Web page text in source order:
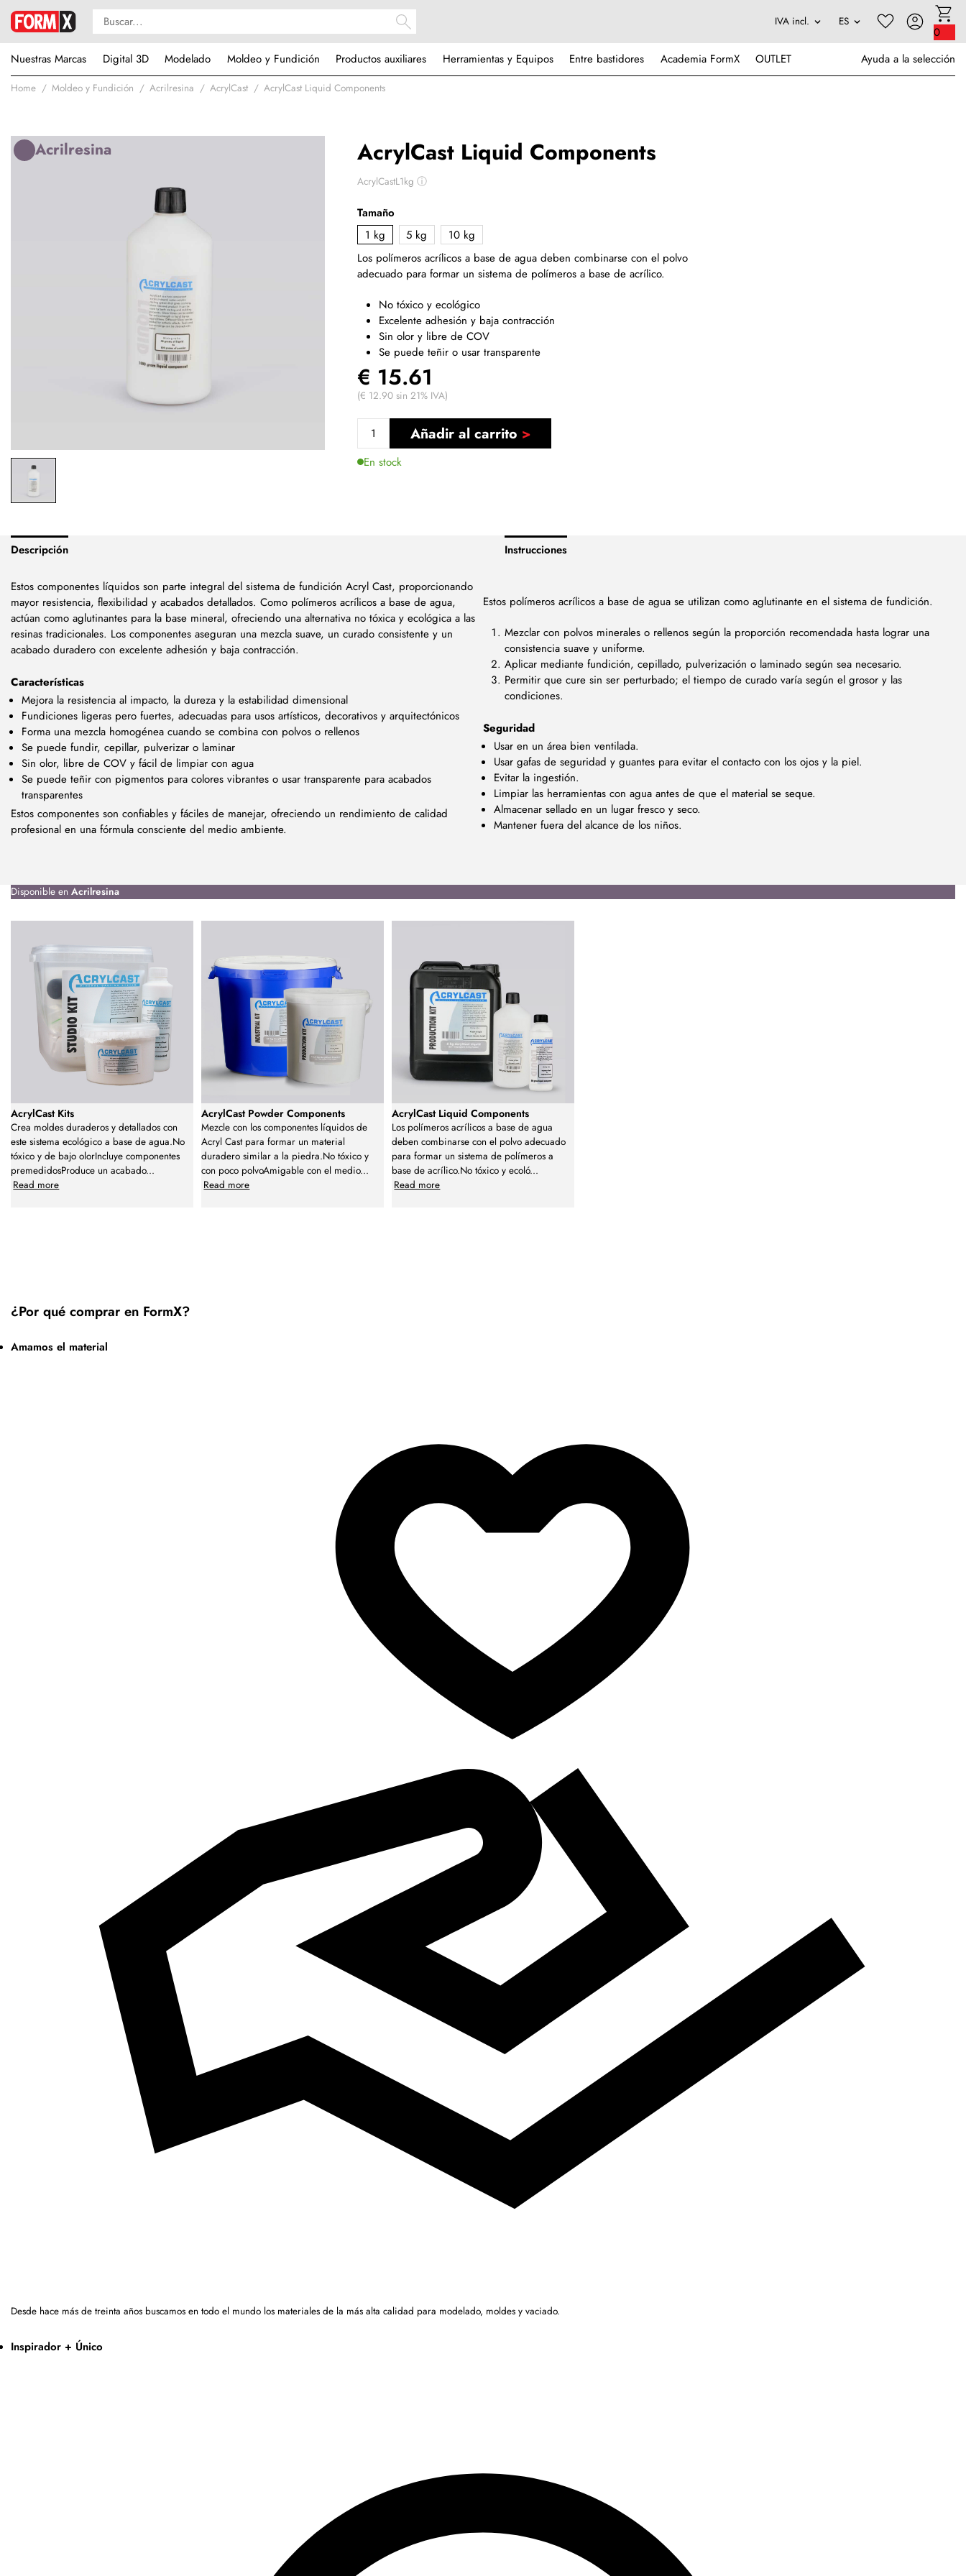
0
Nuestras Marcas
Digital 3D Modelado Moldeo y Fundición Productos auxiliares Herramientas y Equipos Entre bastidores Academia FormX OUTLET Ayuda a la selección
Home Moldeo y Fundición Acrilresina AcrylCast AcrylCast Liquid Components
AcrylCast Liquid Components
AcrylCastL1kgⓘ
Acrilresina
Tamaño
1 kg
5 kg
10 kg
Los polímeros acrílicos a base de agua deben combinarse con el polvo
adecuado para formar un sistema de polímeros a base de acrílico.
No tóxico y ecológico
Excelente adhesión y baja contracción
Sin olor y libre de COV
Se puede teñir o usar transparente
€ 15.61
(€ 12.90 sin 21% IVA)
Añadir al carrito
En stock
Descripción Instrucciones
Estos componentes líquidos son parte integral del sistema de fundición Acryl Cast, proporcionando
mayor resistencia, flexibilidad y acabados detallados. Como polímeros acrílicos a base de agua,
actúan como aglutinantes para la base mineral, ofreciendo una alternativa no tóxica y ecológica a las
resinas tradicionales. Los componentes aseguran una mezcla suave, un curado consistente y un
acabado duradero con excelente adhesión y baja contracción.
Características
Mejora la resistencia al impacto, la dureza y la estabilidad dimensional
Fundiciones ligeras pero fuertes, adecuadas para usos artísticos, decorativos y arquitectónicos
Forma una mezcla homogénea cuando se combina con polvos o rellenos
Se puede fundir, cepillar, pulverizar o laminar
Sin olor, libre de COV y fácil de limpiar con agua
Se puede teñir con pigmentos para colores vibrantes o usar transparente para acabados
transparentes
Estos componentes son confiables y fáciles de manejar, ofreciendo un rendimiento de calidad
profesional en una fórmula consciente del medio ambiente.
Estos polímeros acrílicos a base de agua se utilizan como aglutinante en el sistema de fundición.
Mezclar con polvos minerales o rellenos según la proporción recomendada hasta lograr una
consistencia suave y uniforme.
Aplicar mediante fundición, cepillado, pulverización o laminado según sea necesario.
Permitir que cure sin ser perturbado; el tiempo de curado varía según el grosor y las
condiciones.
Seguridad
Usar en un área bien ventilada.
Usar gafas de seguridad y guantes para evitar el contacto con los ojos y la piel.
Evitar la ingestión.
Limpiar las herramientas con agua antes de que el material se seque.
Almacenar sellado en un lugar fresco y seco.
Mantener fuera del alcance de los niños.
Disponible en Acrilresina
AcrylCast Kits
Crea moldes duraderos y detallados con
este sistema ecológico a base de agua.No
tóxico y de bajo olorIncluye componentes
premedidosProduce un acabado...
Read more
AcrylCast Powder Components
Mezcle con los componentes líquidos de
Acryl Cast para formar un material
duradero similar a la piedra.No tóxico y
con poco polvoAmigable con el medio...
Read more
AcrylCast Liquid Components
Los polímeros acrílicos a base de agua
deben combinarse con el polvo adecuado
para formar un sistema de polímeros a
base de acrílico.No tóxico y ecoló...
Read more
¿Por qué comprar en FormX?
Amamos el material
Desde hace más de treinta años buscamos en todo el mundo los materiales de la más alta calidad para modelado, moldes y vaciado.
Inspirador + Único